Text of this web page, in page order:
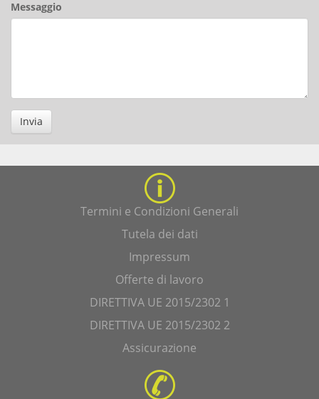
Messaggio
Invia
Termini e Condizioni Generali
Tutela dei dati
Impressum
Offerte di lavoro
DIRETTIVA UE 2015/2302 1
DIRETTIVA UE 2015/2302 2
Assicurazione